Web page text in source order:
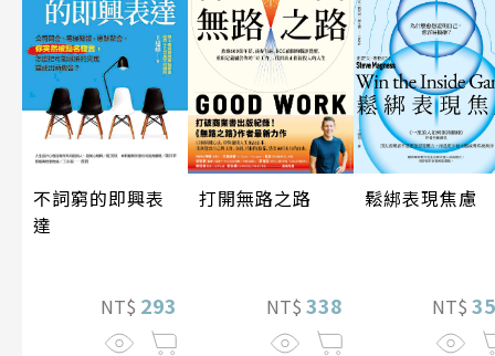
不詞窮的即興表
達
NT$ 293
打開無路之路
NT$ 338
鬆綁表現焦慮
NT$